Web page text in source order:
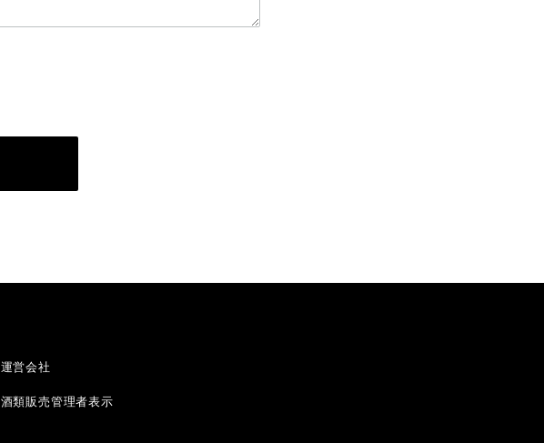
運営会社
酒類販売管理者表示